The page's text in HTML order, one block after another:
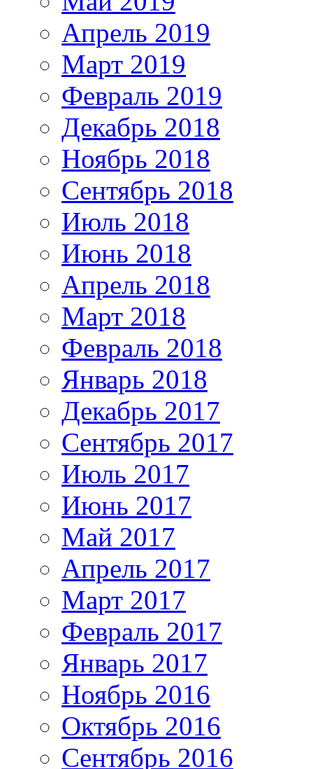
Апрель 2019
Март 2019
Февраль 2019
Декабрь 2018
Ноябрь 2018
Сентябрь 2018
Июль 2018
Июнь 2018
Апрель 2018
Март 2018
Февраль 2018
Январь 2018
Декабрь 2017
Сентябрь 2017
Июль 2017
Июнь 2017
Май 2017
Апрель 2017
Март 2017
Февраль 2017
Январь 2017
Ноябрь 2016
Октябрь 2016
Сентябрь 2016